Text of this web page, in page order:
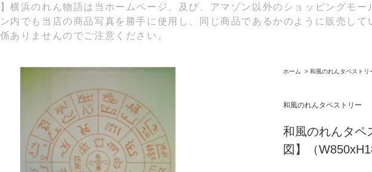
横浜のれん物語は当ホームページ、及び、アマゾン以外のショッピングモー
内でも当店の商品写真を勝手に使用し、同じ商品であるかのように販売して
ありませんのでご注意ください。
ホーム > 和風のれんタペストリ
和風のれんタペストリー
和風のれんタペ
図】（